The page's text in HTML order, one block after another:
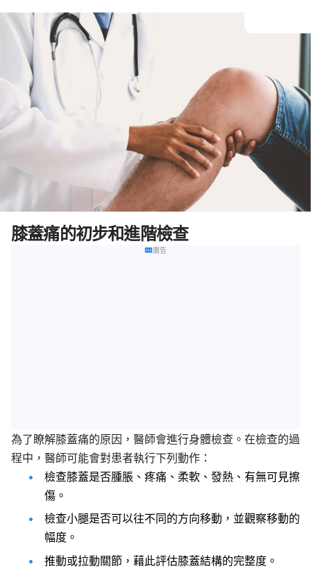
膝蓋痛的初步和進階檢查
廣告
為了瞭解膝蓋痛的原因，醫師會進行身體檢查。在檢查的過
程中，醫師可能會對患者執行下列動作：
檢查膝蓋是否腫脹、疼痛、柔軟、發熱、有無可見擦
傷。
檢查小腿是否可以往不同的方向移動，並觀察移動的
幅度。
推動或拉動關節，藉此評估膝蓋結構的完整度。